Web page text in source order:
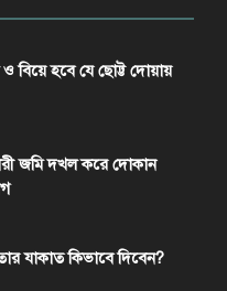
ও বিয়ে হবে যে ছোট্ট দোয়ায়
জমি দখল করে দোকান
যাকাত কিভাবে দিবেন?